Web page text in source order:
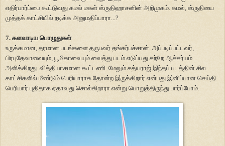
எதிர்பார்ப்பை கூட்டுவது கமல் மகள் ஸ்ருதிஹாசனின் அறிமுகம். கமல், ஸ்ருதியை
முத்தக் காட்சியில் நடிக்க அனுமதிப்பாரா...?
7. களவாடிய பொழுதுகள்
உருக்கமான, தரமான படங்களை தருபவர் தங்கர்பச்சான். அப்படிப்பட்டவர்,
பிரபுதேவாவையும், பூமிகாவையும் வைத்து படம் எடுப்பது சற்றே ஆச்சர்யம்
அளிக்கிறது. வித்தியாசமான கூட்டணி. மேலும் சத்யராஜ் இந்தப் படத்தின் சில
காட்சிகளில் மீண்டும் பெரியாராக தோன்ற இருக்கிறார் என்பது இனிப்பான செய்தி.
பெரியார் புதிதாக ஏதாவது சொல்கிறாரா என்று பொறுத்திருந்து பார்ப்போம்.